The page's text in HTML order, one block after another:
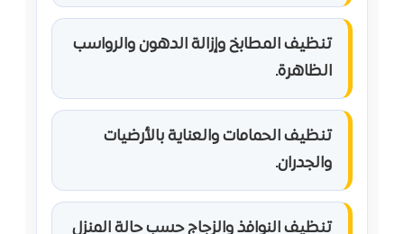
تنظيف المطابخ وإزالة الدهون والرواسب
الظاهرة.
تنظيف الحمامات والعناية بالأرضيات
والجدران.
تنظيف النوافذ والزجاج حسب حالة المنزل